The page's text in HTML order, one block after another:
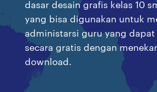
dasar desain grafis kelas 10
yang bisa digunakan untuk
administarsi guru yang
secara gratis dengan
download.